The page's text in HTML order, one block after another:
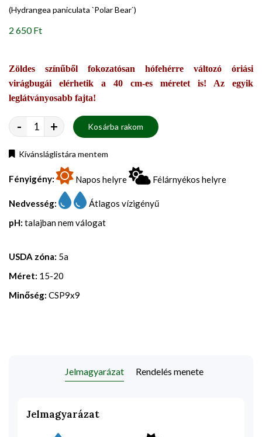
(Hydrangea paniculata `Polar Bear`)
2 650 Ft
Zöldes színűből fokozatósan hófehérre változó óriási
virágbugái elérhetik a 40 cm-es méretet is! Az egyik
leglátványosabb fajta!
- + Kosárba rakom
Kívánsláglistára mentem
Fényigény: Napos helyre Félárnyékos helyre
Nedvesség:
Átlagos vízigényű
pH: talajban nem válogat
USDA zóna: 5a
Méret: 15-20
Minőség: CSP9x9
Jelmagyarázat Rendelés menete
Jelmagyarázat